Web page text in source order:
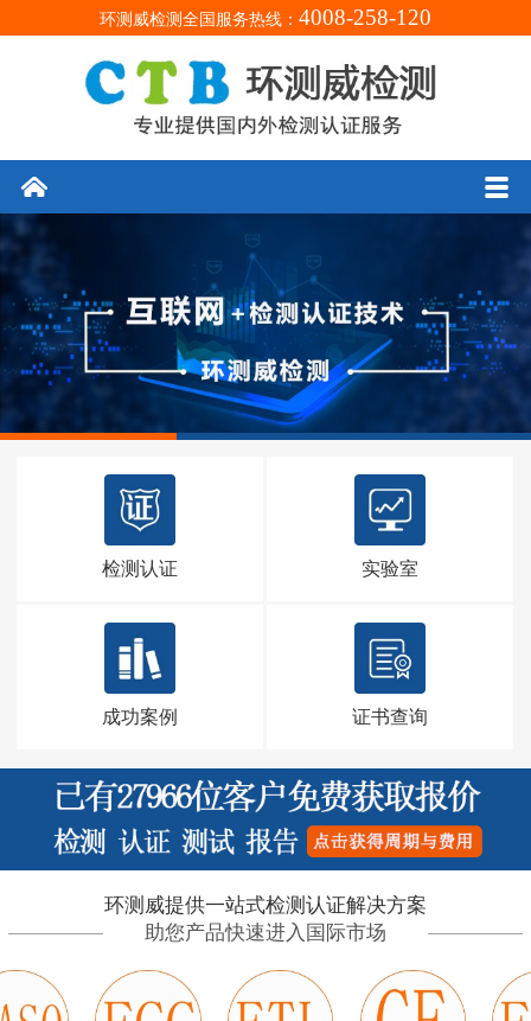
环测威检测全国服务热线： 4008-258-120
󰄫 󰀥
检测认证 实验室
成功案例 证书查询
环测威提供一站式检测认证解决方案
助您产品快速进入国际市场